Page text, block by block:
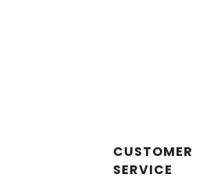
CUSTOMER
SERVICE